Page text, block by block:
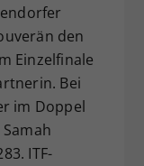
den
Einzelfinale
Bei
im Doppel
ITF-